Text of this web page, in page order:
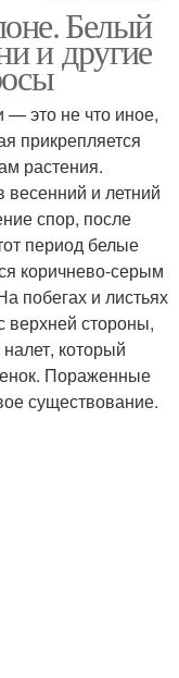
на деревьях
Белый
и другие
— это не что иное,
прикрепляется
растения.
весенний и летний
спор, после
период белые
коричнево-серым
побегах и листьях
верхней стороны,
который
Пораженные
существование.